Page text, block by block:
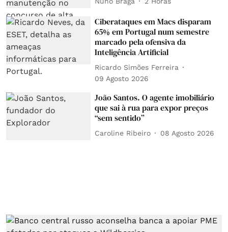
Ciberataques em Macs disparam
65% em Portugal num semestre
marcado pela ofensiva da
Inteligência Artificial
Ricardo Simões Ferreira
09 Agosto 2026
João Santos. O agente imobiliário
que sai à rua para expor preços
“sem sentido”
Caroline Ribeiro 08 Agosto 2026